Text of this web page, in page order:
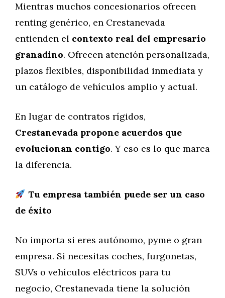
Mientras muchos concesionarios ofrecen
renting genérico, en Crestanevada
entienden el contexto real del empresario
granadino. Ofrecen atención personalizada,
plazos flexibles, disponibilidad inmediata y
un catálogo de vehículos amplio y actual.
En lugar de contratos rígidos,
Crestanevada propone acuerdos que
evolucionan contigo. Y eso es lo que marca
la diferencia.
Tu empresa también puede ser un caso
de éxito
No importa si eres autónomo, pyme o gran
empresa. Si necesitas coches, furgonetas,
SUVs o vehículos eléctricos para tu
negocio, Crestanevada tiene la solución